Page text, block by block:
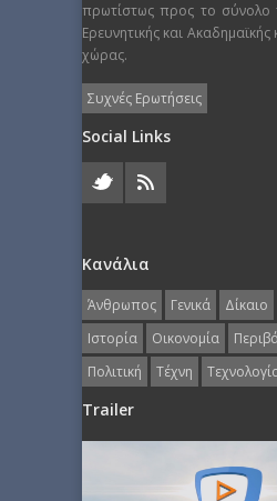
πρωτίστως προς το σύνολο
Ερευνητικής και Ακαδημαϊκής
χώρας.
Συχνές Ερωτήσεις
Social Links
Κανάλια
Άνθρωπος Γενικά Δίκαιο
Ιστορία
Οικονομία
Πολιτική
Τέχνη
Trailer